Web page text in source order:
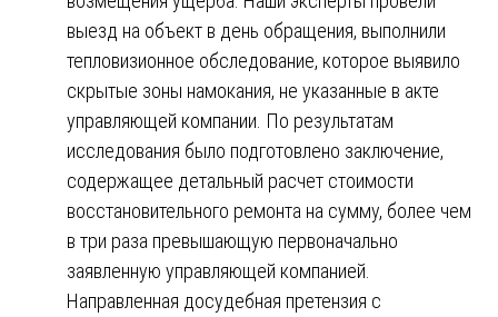
выезд на объект в день обращения, выполнили
тепловизионное обследование, которое выявило
скрытые зоны намокания, не указанные в акте
управляющей компании. По результатам
исследования было подготовлено заключение,
содержащее детальный расчет стоимости
восстановительного ремонта на сумму, более чем
в три раза превышающую первоначально
заявленную управляющей компанией.
Направленная досудебная претензия с